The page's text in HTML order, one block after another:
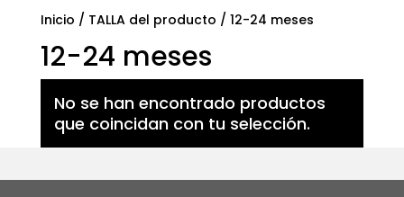
Inicio / TALLA del producto / 12-24 meses
12-24 meses
No se han encontrado productos
que coincidan con tu selección.